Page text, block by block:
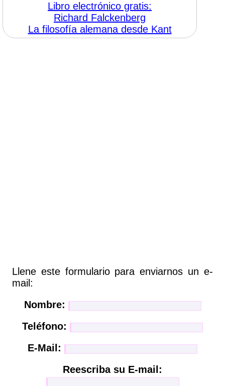
Libro electrónico gratis:
Richard Falckenberg
La filosofía alemana desde Kant
Llene este formulario para enviarnos un e-
mail:
Nombre:
Teléfono:
E-Mail:
Reescriba su E-mail: